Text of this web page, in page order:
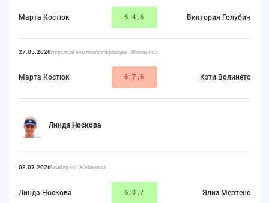
Марта Костюк 6:4,6 Виктория Голубич
27.05.2026Открытый чемпионат Франции - Женщины
Марта Костюк 6:7,6 Кэти Волинетс
Линда Носкова
08.07.2026Уимблдон - Женщины
Линда Носкова 6:3,7 Элиз Мертенс